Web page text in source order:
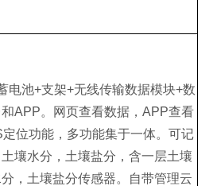
电池+支架+无线传输数据模块+数
APP。网页查看数据，APP查看
位功能，多功能集于一体。可记
壤水分，土壤盐分，含一层土壤
，土壤盐分传感器。自带管理云